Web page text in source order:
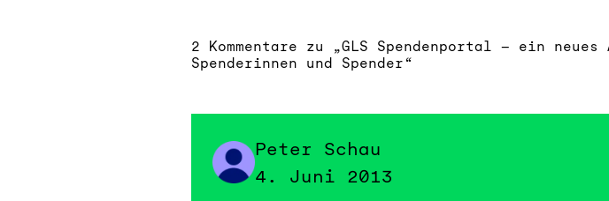
2 Kommentare zu „GLS Spendenportal – ein
Spenderinnen und Spender“
Peter Schau
4. Juni 2013